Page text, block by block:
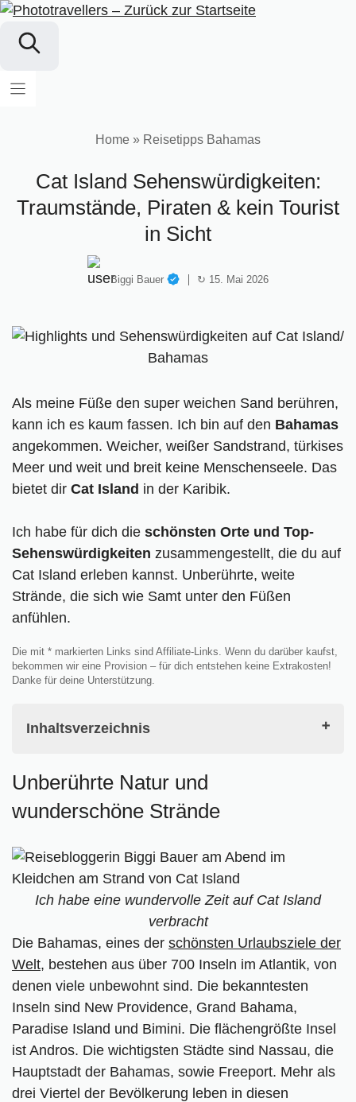
Zum
Inhalt
springen
Home » Reisetipps Bahamas
Cat Island Sehenswürdigkeiten:
Traumstände, Piraten & kein Tourist
in Sicht
Biggi Bauer ↻ 15. Mai 2026
Als meine Füße den super weichen Sand berühren,
kann ich es kaum fassen. Ich bin auf den Bahamas
angekommen. Weicher, weißer Sandstrand, türkises
Meer und weit und breit keine Menschenseele. Das
bietet dir Cat Island in der Karibik.
Ich habe für dich die schönsten Orte und Top-
Sehenswürdigkeiten zusammengestellt, die du auf
Cat Island erleben kannst. Unberührte, weite
Strände, die sich wie Samt unter den Füßen
anfühlen.
Die mit * markierten Links sind Affiliate-Links. Wenn du darüber kaufst,
bekommen wir eine Provision – für dich entstehen keine Extrakosten!
Danke für deine Unterstützung.
Inhaltsverzeichnis
1. Relaxen auf Cat Island
2. Kite-Surfen im Meer oder in der Lagune
Schnorcheln und Tauchen
4. Mit dem Mietwagen die Insel erkunden
5. Port Howe
6. Pink Chicken Beach – perfekt zum
Schnorcheln
7. Karibische Traumstrände bei Mc Queen's
8. Haie am Hawks Nest Point
9. Der höchste Punkt der Insel: Mount Alvernia
10. Traumstrände bei Orange Creek
11. Strand bei Shanna's Cove
Weitere Aktivitäten auf Cat Island
Bahamas-Reiseführer
Unberührte Natur und
wunderschöne Strände
Ich habe eine wundervolle Zeit auf Cat Island
verbracht
Die Bahamas, eines der schönsten Urlaubsziele der
Welt, bestehen aus über 700 Inseln im Atlantik, von
denen viele unbewohnt sind. Die bekanntesten
Inseln sind New Providence, Grand Bahama,
Paradise Island und Bimini. Die flächengrößte Insel
ist Andros. Die wichtigsten Städte sind Nassau, die
Hauptstadt der Bahamas, sowie Freeport. Mehr als
drei Viertel der Bevölkerung leben in diesen